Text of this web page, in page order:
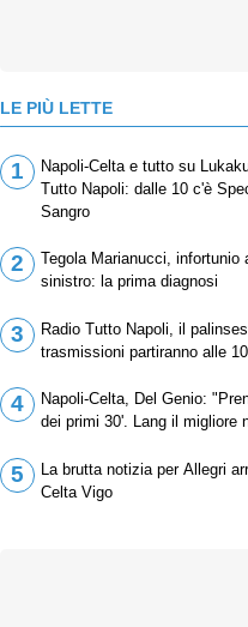
LE PIÙ LETTE
1
Napoli-Celta e tutto su
Tutto Napoli: dalle 10 c'è
Sangro
2
Tegola Marianucci, infortunio
sinistro: la prima diagnosi
3
Radio Tutto Napoli, il
trasmissioni partiranno alle 10
4
Napoli-Celta, Del Genio:
dei primi 30'. Lang il migliore
5
La brutta notizia per Allegri
Celta Vigo